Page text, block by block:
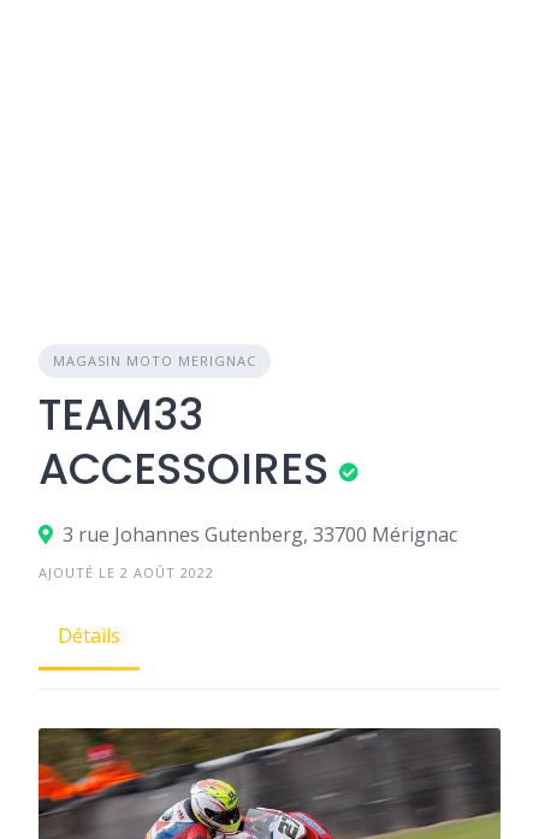
MAGASIN MOTO MERIGNAC
TEAM33
ACCESSOIRES
3 rue Johannes Gutenberg, 33700 Mérignac
AJOUTÉ LE 2 AOÛT 2022
Détails